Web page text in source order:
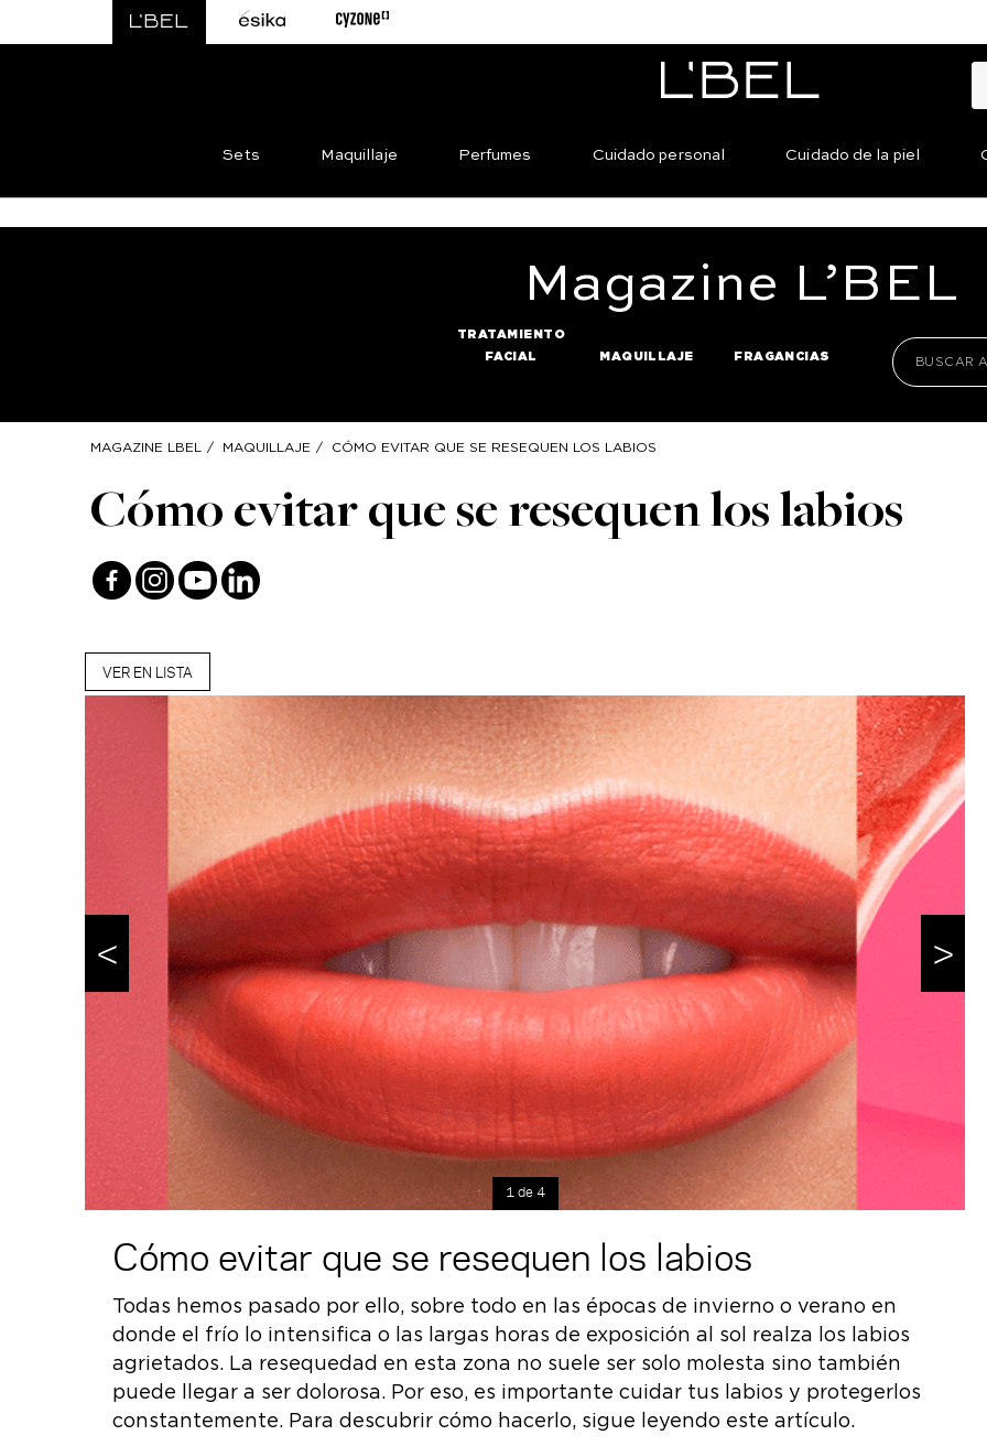
Sets Maquillaje Perfumes Cuidado personal Cuidado de la piel
Magazine L’BEL
TRATAMIENTO
FACIAL
MAQUILLAJE FRAGANCIAS
MAGAZINE LBEL / MAQUILLAJE / CÓMO EVITAR QUE SE RESEQUEN LOS LABIOS
Cómo evitar que se resequen los labios
VER EN LISTA
<
1 de 4
Cómo evitar que se resequen los labios
Todas hemos pasado por ello, sobre todo en las épocas de invierno o verano en
donde el frío lo intensifica o las largas horas de exposición al sol realza los labios
agrietados. La resequedad en esta zona no suele ser solo molesta sino también
puede llegar a ser dolorosa. Por eso, es importante cuidar tus labios y protegerlos
constantemente. Para descubrir cómo hacerlo, sigue leyendo este artículo.
>